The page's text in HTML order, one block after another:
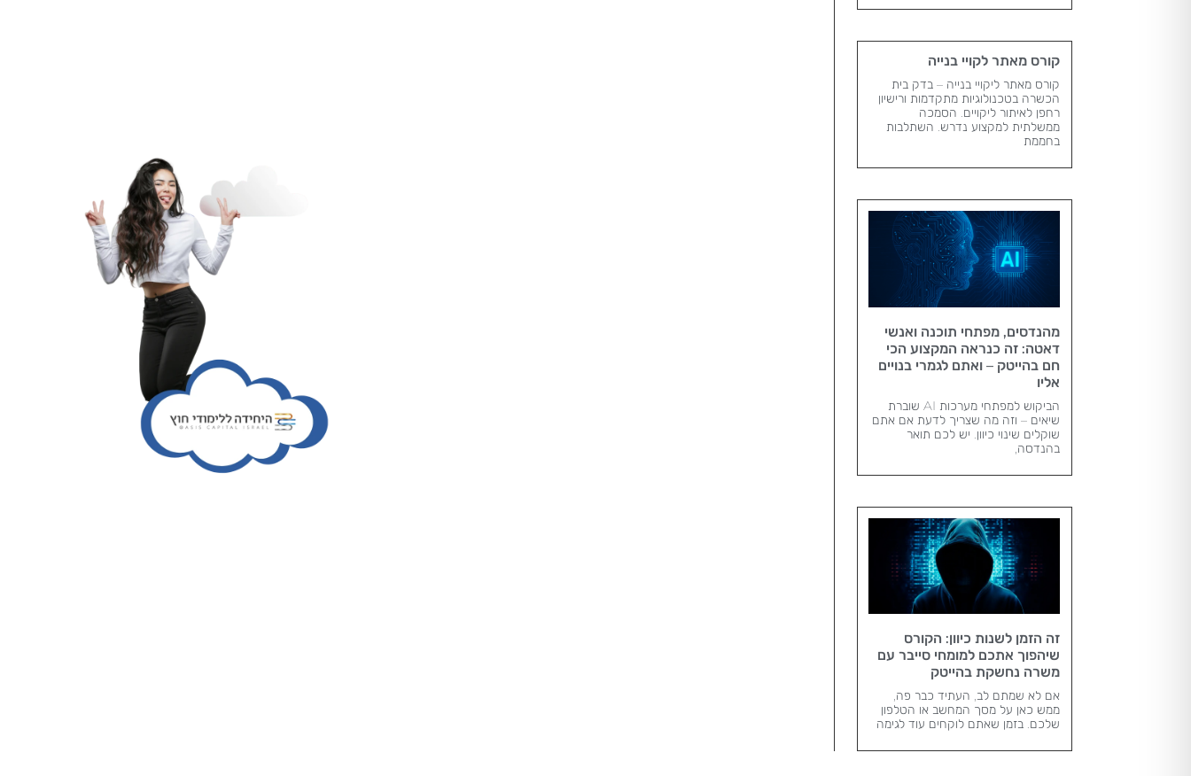
קורס מאתר לקויי בנייה
קורס מאתר ליקויי בנייה – בדק בית
הכשרה בטכנולוגיות מתקדמות ורישיון
רחפן לאיתור ליקויים. הסמכה
ממשלתית למקצוע נדרש​. השתלבות
בחממת
מהנדסים, מפתחי תוכנה ואנשי
דאטה: זה כנראה המקצוע הכי
חם בהייטק – ואתם לגמרי בנויים
אליו
הביקוש למפתחי מערכות AI שוברת
שיאים – וזה מה שצריך לדעת אם אתם
שוקלים שינוי כיוון. יש לכם תואר
בהנדסה,
זה הזמן לשנות כיוון: הקורס
שיהפוך אתכם למומחי סייבר עם
משרה נחשקת בהייטק
אם לא שמתם לב, העתיד כבר פה,
ממש כאן על מסך המחשב או הטלפון
שלכם. בזמן שאתם לוקחים עוד לגימה